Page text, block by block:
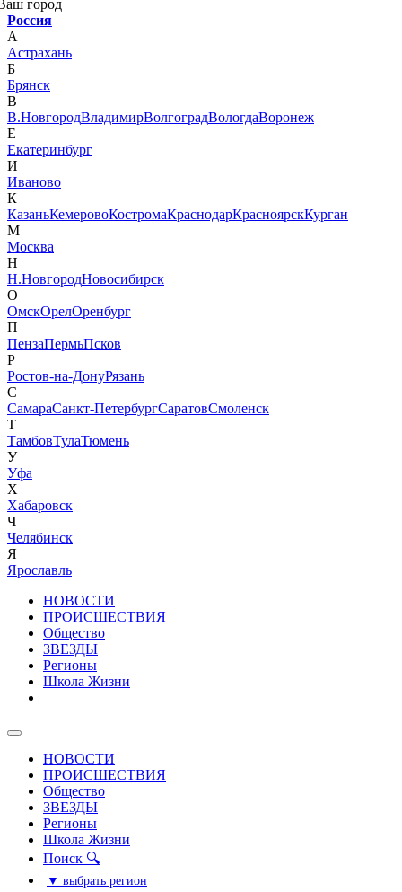
город
Россия
А
Астрахань
Б
Брянск
В
В.НовгородВладимирВолгоградВологдаВоронеж
Е
Екатеринбург
И
Иваново
К
КазаньКемеровоКостромаКраснодарКрасноярскКурган
М
Москва
Н
Н.НовгородНовосибирск
О
ОмскОрелОренбург
П
ПензаПермьПсков
Р
Ростов-на-ДонуРязань
С
СамараСанкт-ПетербургСаратовСмоленск
Т
ТамбовТулаТюмень
У
Уфа
Х
Хабаровск
Ч
Челябинск
Я
Ярославль
НОВОСТИ
ПРОИСШЕСТВИЯ
Общество
ЗВЕЗДЫ
Регионы
Школа Жизни
НОВОСТИ
ПРОИСШЕСТВИЯ
Общество
ЗВЕЗДЫ
Регионы
Школа Жизни
Поиск 🔍
▼ выбрать регион